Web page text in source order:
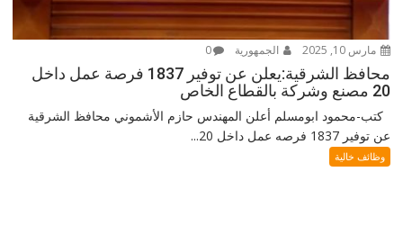
مارس 10, 2025 الجمهورية 0
محافظ الشرقية:يعلن عن توفير 1837 فرصة عمل داخل
20 مصنع وشركة بالقطاع الخاص
كتب-محمود ابومسلم أعلن المهندس حازم الأشموني محافظ الشرقية
عن توفير 1837 فرصه عمل داخل 20...
وظائف خالية